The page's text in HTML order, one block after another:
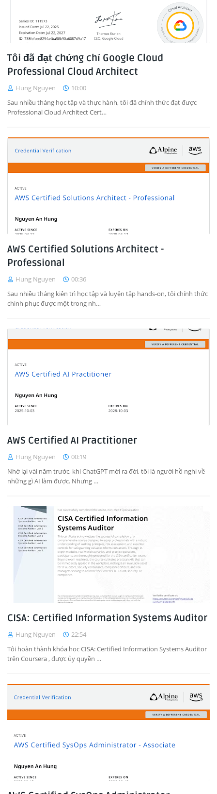
Tôi đã đạt chứng chỉ Google Cloud
Professional Cloud Architect
Hung Nguyen
10:00
Sau nhiều tháng học tập và thực hành, tôi đã chính thức đạt được
Professional Cloud Architect Cert…
AWS Certified Solutions Architect -
Professional
Hung Nguyen
00:36
Sau nhiều tháng kiên trì học tập và luyện tập hands-on, tôi chính thức
chinh phục được một trong nh…
AWS Certified AI Practitioner
Hung Nguyen
00:19
Nhớ lại vài năm trước, khi ChatGPT mới ra đời, tôi là người hồ nghi về
những gì AI làm được. Nhưng …
CISA: Certified Information Systems Auditor
Hung Nguyen
22:54
Tôi hoàn thành khóa học CISA: Certified Information Systems Auditor
trên Coursera , được ủy quyền …